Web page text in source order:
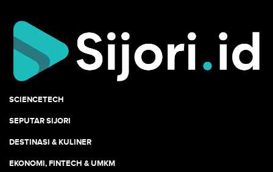
SCIENCETECH
SEPUTAR SIJORI
DESTINASI & KULINER
EKONOMI, FINTECH & UMKM